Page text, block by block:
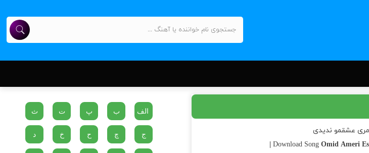
عشقمو ندیدی
Omid Ameri
الف ب پ ت ث
ج چ ح خ د